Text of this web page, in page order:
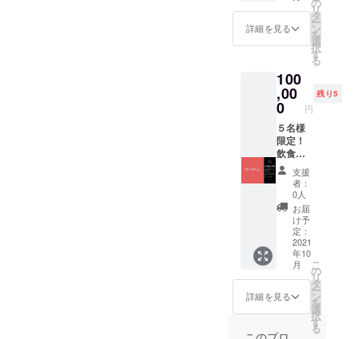
おいて
特定の
SNS割
引が使
えま
す。
ビスが
続く限
り提供
しま
事業の
場合
６ヶ月
間アプ
リ内広
告券提
供しま
す。 現
在、My
Topicの
webサ
イト開
発を予
定して
いま
す。そ
こで
webサ
イトの
支援者
ページ
詳細を見る
リ
タ
ー
ン
を
選
択
す
る
100
,00
0 円
残り5
５名様
限定！
飲食店
及び掲
載可能
事業経
営者の
方はア
プリ掲
載料無
料期間
をサー
ビスが
続く限
り提供
しま
す。 他
支援
者：
0人
お届
け予
定：
2021
年10
月
詳細を見る
こ
の
リ
タ
ー
ン
を
選
択
す
る